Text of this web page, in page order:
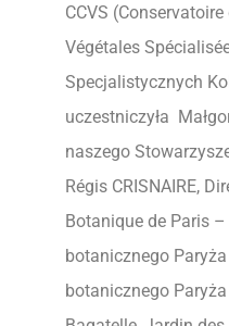
CCVS
Végétales
Specjalistycznych
uczestniczyła
naszego
Régis CRISNAIRE,
Botanique de Paris
botanicznego
botanicznego